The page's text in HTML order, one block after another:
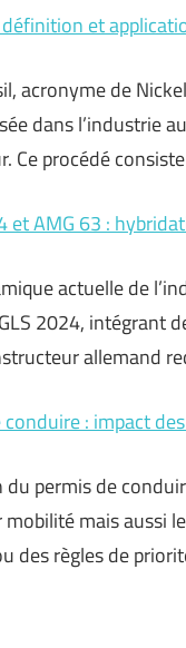
et
acronyme de
dans l’industrie
Ce procédé
et AMG 63 :
actuelle de
2024, intégrant
allemand
conduire : impact
du permis de
mais aussi
des règles de